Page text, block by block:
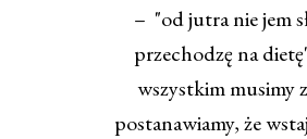
– "od jutra nie jem
przechodzę na
wszystkim musimy
postanawiamy, że